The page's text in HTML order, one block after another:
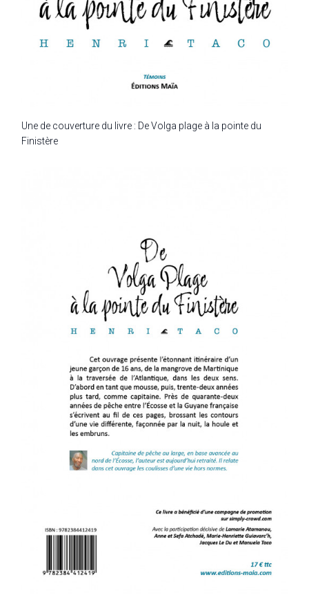
Une de couverture du livre : De Volga plage à la pointe du
Finistère